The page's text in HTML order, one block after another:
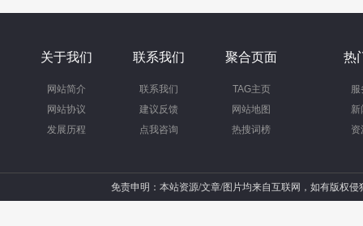
关于我们
网站简介
网站协议
发展历程
联系我们
联系我们
建议反馈
点我咨询
聚合页面
TAG主页
网站地图
热搜词榜
热
服
新
资
免责申明：本站资源/文章/图片均来自互联网，如有版权